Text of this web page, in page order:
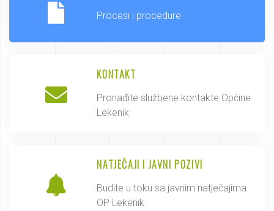
Procesi i procedure
KONTAKT
Pronađite službene kontakte Općine
Lekenik
NATJEČAJI I JAVNI POZIVI
Budite u toku sa javnim natječajima
OP Lekenik